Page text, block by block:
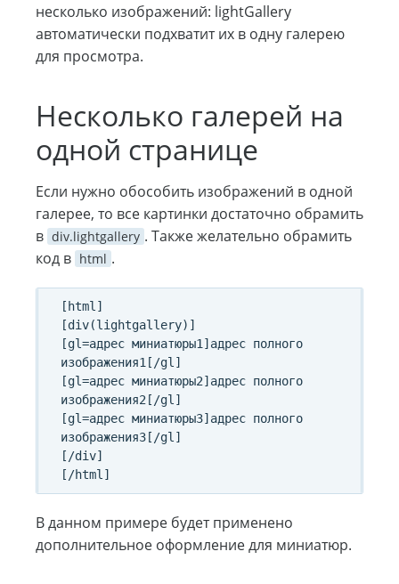
несколько изображений: lightGallery
автоматически подхватит их в одну галерею
для просмотра.
Несколько галерей на
одной странице
Если нужно обособить изображений в одной
галерее, то все картинки достаточно обрамить
в div.lightgallery . Также желательно обрамить
код в html .
[html]
[div(lightgallery)]
[gl=адрес миниатюры1]адрес полного
изображения1[/gl]
[gl=адрес миниатюры2]адрес полного
изображения2[/gl]
[gl=адрес миниатюры3]адрес полного
изображения3[/gl]
[/div]
В данном примере будет применено
дополнительное оформление для миниатюр.